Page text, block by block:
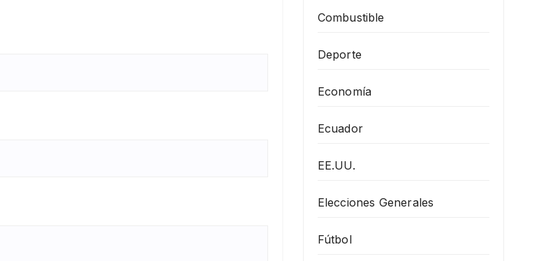
Combustible
Deporte
Economía
Ecuador
EE.UU.
Elecciones Generales
Fútbol